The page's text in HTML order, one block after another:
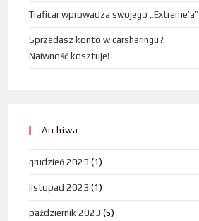
Traficar wprowadza swojego „Extreme’a”
Sprzedasz konto w carsharingu?
Naiwność kosztuje!
Archiwa
grudzień 2023 (1)
listopad 2023 (1)
październik 2023 (5)